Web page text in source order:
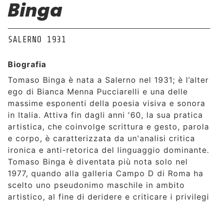
Binga
SALERNO 1931
Biografia
Tomaso Binga è nata a Salerno nel 1931; è l’alter
ego di Bianca Menna Pucciarelli e una delle
massime esponenti della poesia visiva e sonora
in Italia. Attiva fin dagli anni '60, la sua pratica
artistica, che coinvolge scrittura e gesto, parola
e corpo, è caratterizzata da un'analisi critica
ironica e anti-retorica del linguaggio dominante.
Tomaso Binga è diventata più nota solo nel
1977, quando alla galleria Campo D di Roma ha
scelto uno pseudonimo maschile in ambito
artistico, al fine di deridere e criticare i privilegi